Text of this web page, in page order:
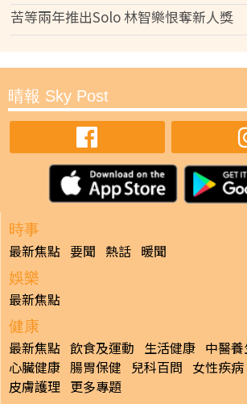
苦等兩年推出Solo 林智樂恨奪新人獎
晴報 Sky Post
時事
最新焦點 要聞 熱話 暖聞
娛樂
最新焦點
健康
最新焦點 飲食及運動 生活健康 中醫
心臟健康 腸胃保健 兒科百問 女性疾病
皮膚護理 更多專題